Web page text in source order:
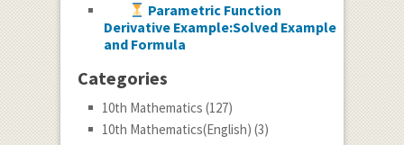
Parametric Function
Derivative Example:Solved Example
and Formula
Categories
10th Mathematics (127)
10th Mathematics(English) (3)